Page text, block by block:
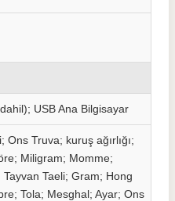
USB Ana Bilgisayar
Ons Truva; kuruş ağırlığı;
Miligram; Momme;
Taeli; Gram; Hong
Tola; Mesghal; Ayar; Ons